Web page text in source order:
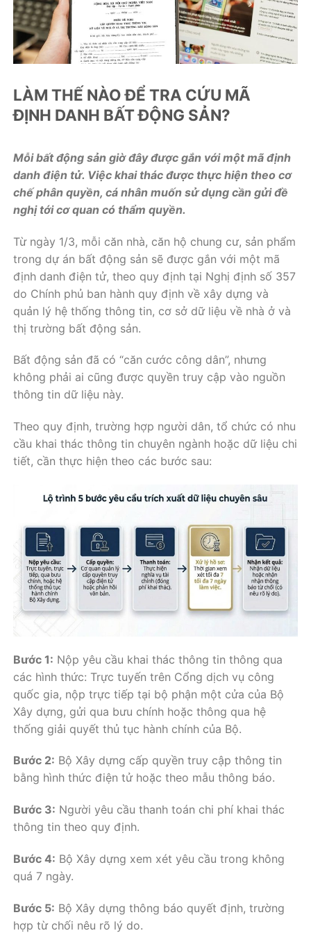
LÀM THẾ NÀO ĐỂ TRA CỨU MÃ
ĐỊNH DANH BẤT ĐỘNG SẢN?
Mỗi bất động sản giờ đây được gắn với một mã định
danh điện tử. Việc khai thác được thực hiện theo cơ
chế phân quyền, cá nhân muốn sử dụng cần gửi đề
nghị tới cơ quan có thẩm quyền.
Từ ngày 1/3, mỗi căn nhà, căn hộ chung cư, sản phẩm
trong dự án bất động sản sẽ được gắn với một mã
định danh điện tử, theo quy định tại Nghị định số 357
do Chính phủ ban hành quy định về xây dựng và
quản lý hệ thống thông tin, cơ sở dữ liệu về nhà ở và
thị trường bất động sản.
Bất động sản đã có “căn cước công dân”, nhưng
không phải ai cũng được quyền truy cập vào nguồn
thông tin dữ liệu này.
Theo quy định, trường hợp người dân, tổ chức có nhu
cầu khai thác thông tin chuyên ngành hoặc dữ liệu chi
tiết, cần thực hiện theo các bước sau:
Bước 1: Nộp yêu cầu khai thác thông tin thông qua
các hình thức: Trực tuyến trên Cổng dịch vụ công
quốc gia, nộp trực tiếp tại bộ phận một cửa của Bộ
Xây dựng, gửi qua bưu chính hoặc thông qua hệ
thống giải quyết thủ tục hành chính của Bộ.
Bước 2: Bộ Xây dựng cấp quyền truy cập thông tin
bằng hình thức điện tử hoặc theo mẫu thông báo.
Bước 3: Người yêu cầu thanh toán chi phí khai thác
thông tin theo quy định.
Bước 4: Bộ Xây dựng xem xét yêu cầu trong không
quá 7 ngày.
Bước 5: Bộ Xây dựng thông báo quyết định, trường
hợp từ chối nêu rõ lý do.